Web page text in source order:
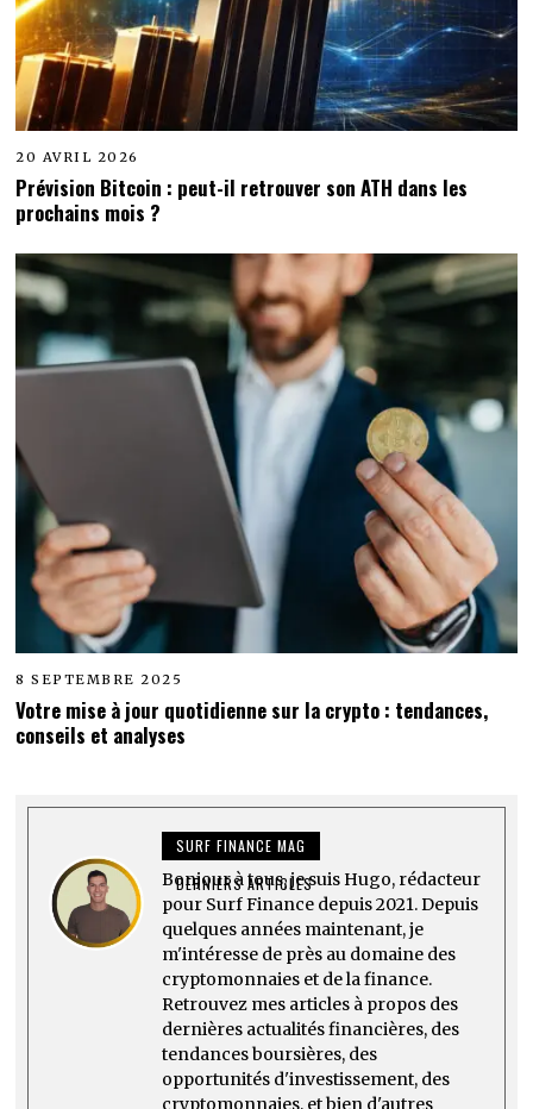
20 AVRIL 2026
Prévision Bitcoin : peut-il retrouver son ATH dans les
prochains mois ?
8 SEPTEMBRE 2025
Votre mise à jour quotidienne sur la crypto : tendances,
conseils et analyses
SURF FINANCE MAG
DERNIERS ARTICLES
Bonjour à tous, je suis Hugo, rédacteur
pour Surf Finance depuis 2021. Depuis
quelques années maintenant, je
m'intéresse de près au domaine des
cryptomonnaies et de la finance.
Retrouvez mes articles à propos des
dernières actualités financières, des
tendances boursières, des
opportunités d'investissement, des
cryptomonnaies, et bien d'autres